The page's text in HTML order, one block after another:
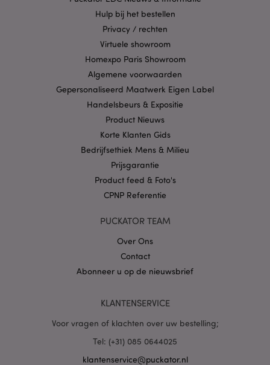
Hulp bij het bestellen
Privacy / rechten
Virtuele showroom
Homexpo Paris Showroom
Algemene voorwaarden
Gepersonaliseerd Maatwerk Eigen Label
Handelsbeurs & Expositie
Product Nieuws
Korte Klanten Gids
Bedrijfsethiek Mens & Milieu
Prijsgarantie
Product feed & Foto's
CPNP Referentie
PUCKATOR TEAM
Over Ons
Contact
Abonneer u op de nieuwsbrief
KLANTENSERVICE
Voor vragen of klachten over uw bestelling;
Tel: (+31) 085 0644025
klantenservice@puckator.nl
goed gebruikt worden.
CookieScriptConsent
X-Magento-Vary